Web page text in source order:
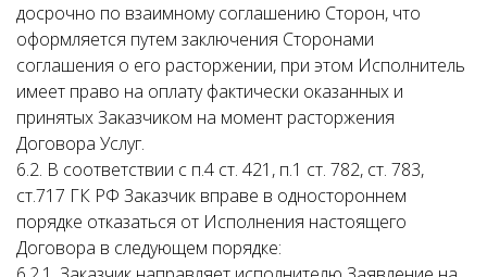
досрочно по взаимному соглашению Сторон, что
оформляется путем заключения Сторонами
соглашения о его расторжении, при этом Исполнитель
имеет право на оплату фактически оказанных и
принятых Заказчиком на момент расторжения
Договора Услуг.
6.2. В соответствии с п.4 ст. 421, п.1 ст. 782, ст. 783,
ст.717 ГК РФ Заказчик вправе в одностороннем
порядке отказаться от Исполнения настоящего
Договора в следующем порядке: